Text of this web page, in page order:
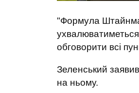
"Формула
обговорити всі
Зеленський
на ньому.